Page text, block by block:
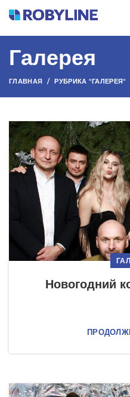
Галерея
ГЛАВНАЯ РУБРИКА "ГАЛЕРЕЯ"
Новогодний